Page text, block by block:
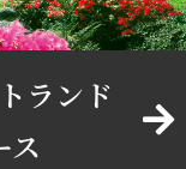
ランド
ス